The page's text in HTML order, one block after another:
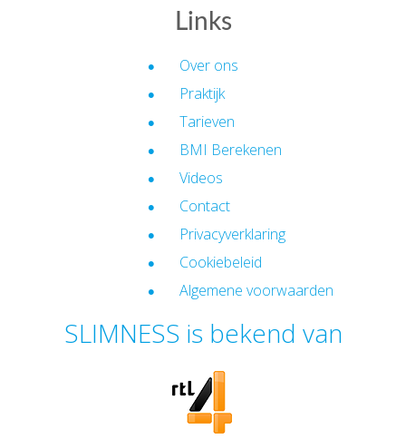
Links
Over ons
Praktijk
Tarieven
BMI Berekenen
Videos
Contact
Privacyverklaring
Cookiebeleid
Algemene voorwaarden
SLIMNESS is bekend van